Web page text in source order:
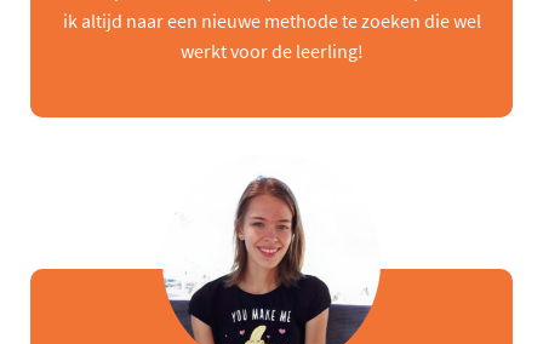
ik altijd naar een nieuwe methode te zoeken die wel
werkt voor de leerling!